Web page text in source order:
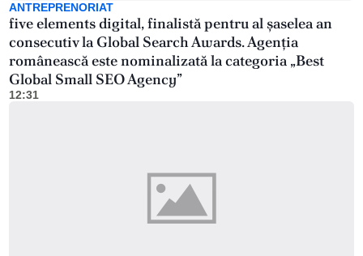
ANTREPRENORIAT
five elements digital, finalistă pentru al șaselea an
consecutiv la Global Search Awards. Agenția
românească este nominalizată la categoria „Best
Global Small SEO Agency”
12:31